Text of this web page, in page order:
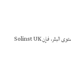
سواء كنت تدير مشروع معالجة واسع النطاق أو دراسة حساسة على مستوى البئر، فإن Solinst UK